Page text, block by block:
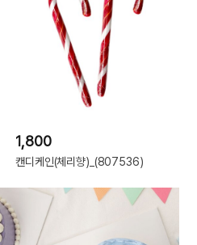
1,800
캔디케인(체리향)_(807536)